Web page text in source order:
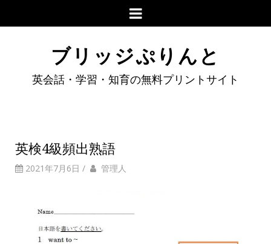
ブリッジぷりんと
英会話・学習・知育の無料プリントサイト
英検4級頻出熟語
2021年7月6日 / 管理人